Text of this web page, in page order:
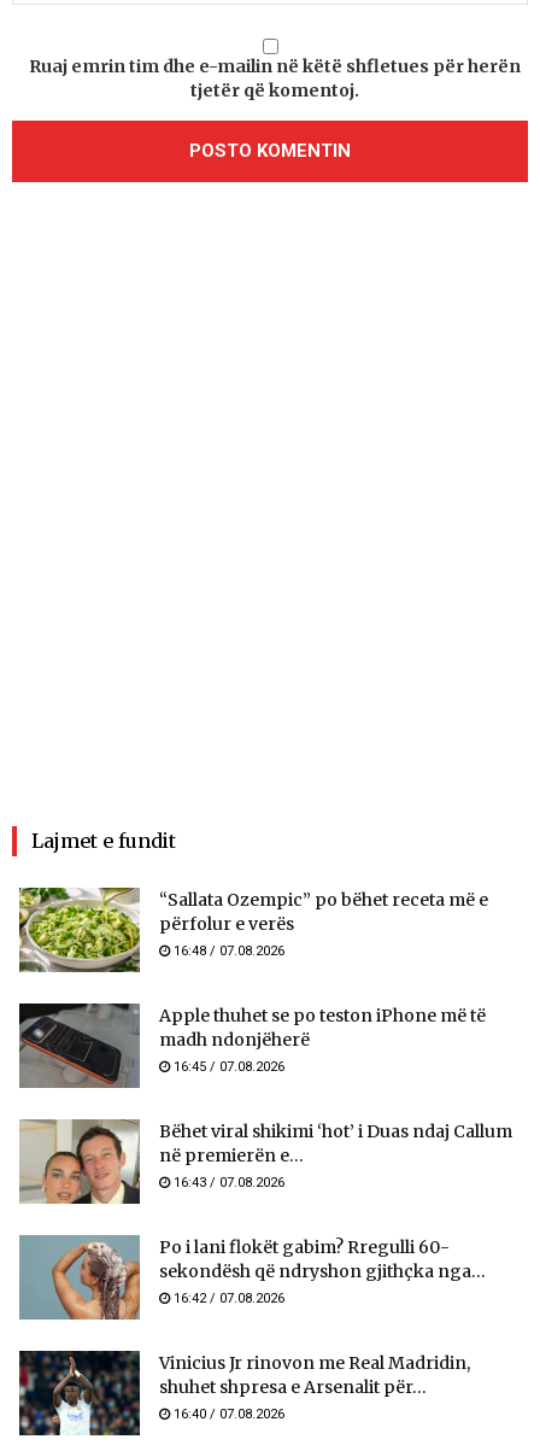
Ruaj emrin tim dhe e-mailin në këtë shfletues për herën
tjetër që komentoj.
Lajmet e fundit
“Sallata Ozempic” po bëhet receta më e
përfolur e verës
16:48 / 07.08.2026
Apple thuhet se po teston iPhone më të
madh ndonjëherë
16:45 / 07.08.2026
Bëhet viral shikimi ‘hot’ i Duas ndaj Callum
në premierën e...
16:43 / 07.08.2026
Po i lani flokët gabim? Rregulli 60-
sekondësh që ndryshon gjithçka nga...
16:42 / 07.08.2026
Vinicius Jr rinovon me Real Madridin,
shuhet shpresa e Arsenalit për...
16:40 / 07.08.2026